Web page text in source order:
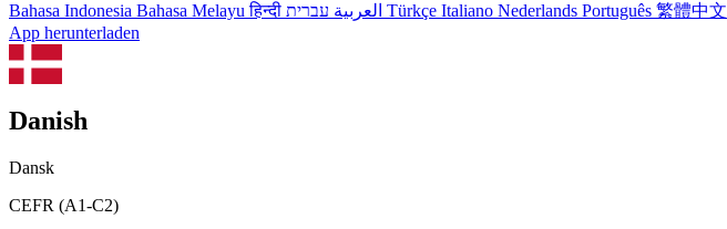
Bahasa Indonesia Bahasa Melayuहिन्दी العربية Türkçe Italiano Nederlands Português 繁體中文
App herunterladen
Danish
Dansk
CEFR (A1-C2)